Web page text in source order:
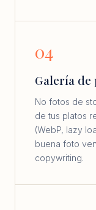
04
Galería de
No fotos de
de tus platos
(WebP, lazy
buena foto
copywriting.